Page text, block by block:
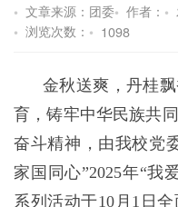
文章来源：团委 作者：
浏览次数：
1098
金秋送爽，丹桂
育，铸牢中华民族共
奋斗精神，由我校党
家国同心”2025年“我
系列活动于10月1日